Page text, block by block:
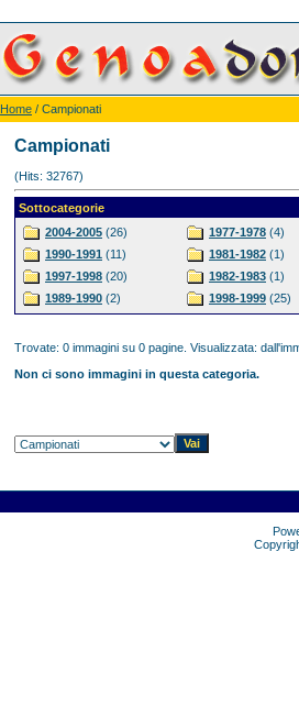
Home / Campionati
Campionati
(Hits: 32767)
Sottocategorie
2004-2005 (26)
1990-1991 (11)
1997-1998 (20)
1989-1990 (2)
1977-1978 (4)
1981-1982 (1)
1982-1983 (1)
1998-1999 (25)
Trovate: 0 immagini su 0 pagine. Visualizzata:
Non ci sono immagini in questa categoria.